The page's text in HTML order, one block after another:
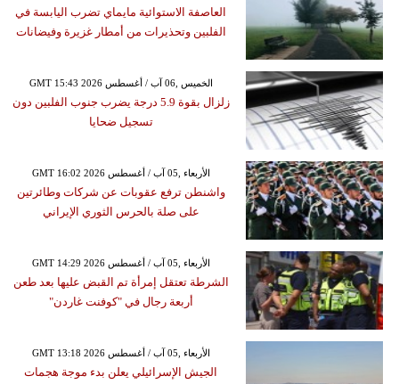
العاصفة الاستوائية مايماي تضرب اليابسة في
الفلبين وتحذيرات من أمطار غزيرة وفيضانات
GMT 15:43 2026 الخميس ,06 آب / أغسطس
زلزال بقوة 5.9 درجة يضرب جنوب الفلبين دون
تسجيل ضحايا
GMT 16:02 2026 الأربعاء ,05 آب / أغسطس
واشنطن ترفع عقوبات عن شركات وطائرتين
على صلة بالحرس الثوري الإيراني
GMT 14:29 2026 الأربعاء ,05 آب / أغسطس
الشرطة تعتقل إمرأة تم القبض عليها بعد طعن
أربعة رجال في "كوفنت غاردن"
GMT 13:18 2026 الأربعاء ,05 آب / أغسطس
الجيش الإسرائيلي يعلن بدء موجة هجمات